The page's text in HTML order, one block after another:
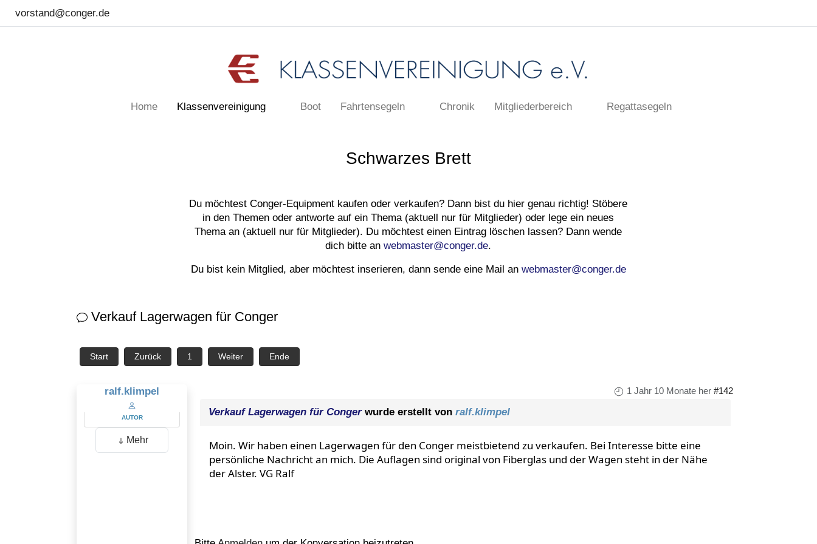
vorstand@conger.de
Home Klassenvereinigung Boot Fahrtensegeln Chronik Mitgliederbereich Regattasegeln
Schwarzes Brett
Du möchtest Conger-Equipment kaufen oder verkaufen? Dann bist du hier genau richtig! Stöbere
in den Themen oder antworte auf ein Thema (aktuell nur für Mitglieder) oder lege ein neues
Thema an (aktuell nur für Mitglieder). Du möchtest einen Eintrag löschen lassen? Dann wende
dich bitte anwebmaster@conger.de.
Du bist kein Mitglied, aber möchtest inserieren, dann sende eine Mail an webmaster@conger.de
Verkauf Lagerwagen für Conger
Start Zurück 1 Weiter Ende
ralf.klimpel
AUTOR
Mehr
1 Jahr 10 Monate her #142
Verkauf Lagerwagen für Congerwurde erstellt von ralf.klimpel
Moin. Wir haben einen Lagerwagen für den Conger meistbietend zu verkaufen. Bei Interesse bitte eine
persönliche Nachricht an mich. Die Auflagen sind original von Fiberglas und der Wagen steht in der Nähe
der Alster. VG Ralf